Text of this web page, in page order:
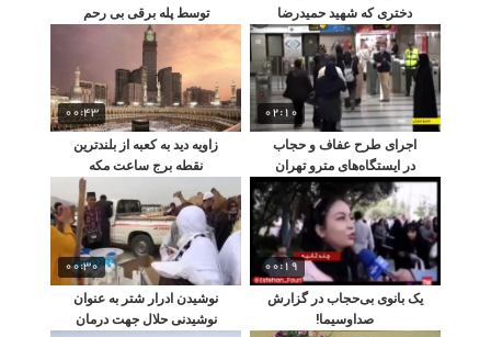
دختری که شهید حمیدرضا
الداغی نجاتش داد
توسط پله برقی بی رحم
02:10
اجرای طرح عفاف و حجاب
در ایستگاه‌های مترو تهران
00:43
زاویه دید به کعبه از بلندترین
نقطه برج ساعت مکه
00:19
یک بانوی بی‌حجاب در گزارش
صداوسیما!
00:30
نوشیدن ادرار شتر به عنوان
نوشیدنی حلال جهت درمان